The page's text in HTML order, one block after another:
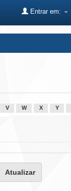
Entrar em:
V W X Y